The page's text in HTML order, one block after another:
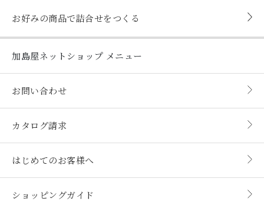
お好みの商品で詰合せをつくる
加島屋ネットショップ メニュー
お問い合わせ
カタログ請求
はじめてのお客様へ
ショッピングガイド